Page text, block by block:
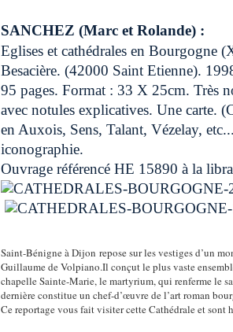
SANCHEZ (Marc et Rolande) :
Eglises et cathédrales en Bourgogne
Besacière. (42000 Saint Etienne).
95 pages. Format : 33 X 25cm. Très
avec notules explicatives. Une carte.
en Auxois, Sens, Talant, Vézelay,
iconographie.
Ouvrage référencé HE 15890 à la
Saint-Bénigne à Dijon repose sur les vestiges d’un
Guillaume de Volpiano.Il conçut le plus vaste
chapelle Sainte-Marie, le martyrium, qui renferme le
dernière constitue un chef-d’œuvre de l’art roman
Ce reportage vous fait visiter cette Cathédrale et sont